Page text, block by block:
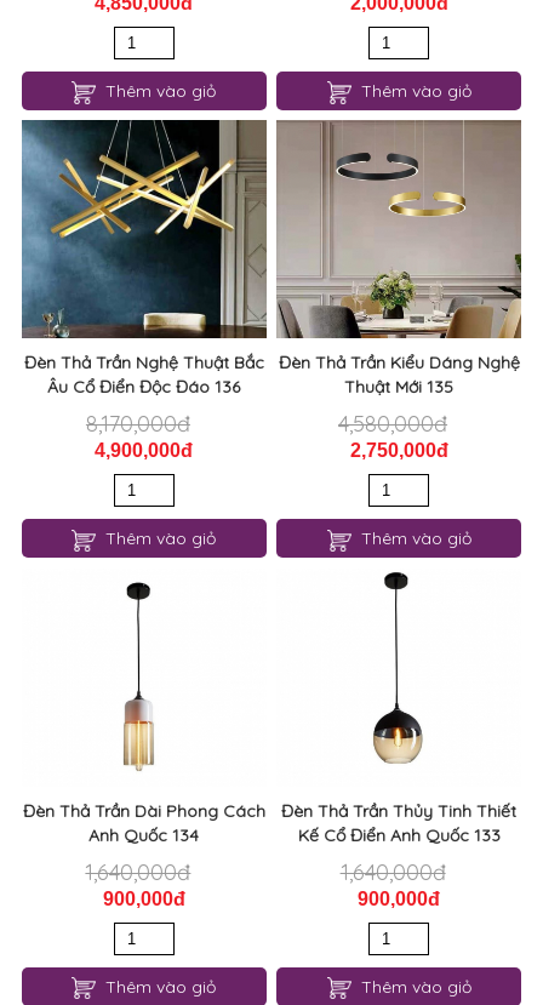
Thêm vào giỏ Thêm vào giỏ
Đèn Thả Trần Nghệ Thuật Bắc
Âu Cổ Điển Độc Đáo 136
8,170,000đ
4,900,000đ
Thêm vào giỏ
Đèn Thả Trần Kiểu Dáng Nghệ
Thuật Mới 135
4,580,000đ
2,750,000đ
Thêm vào giỏ
Đèn Thả Trần Dài Phong Cách
Anh Quốc 134
1,640,000đ
900,000đ
Thêm vào giỏ
Đèn Thả Trần Thủy Tinh Thiết
Kế Cổ Điển Anh Quốc 133
1,640,000đ
900,000đ
Thêm vào giỏ